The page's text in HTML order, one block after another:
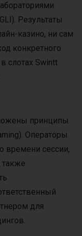
Результаты
казино, ни сам
конкретного
слотах Swintt
принципы
Операторы
времени сессии,
для